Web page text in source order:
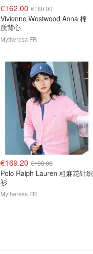
€162.00 €180.00
Vivienne Westwood Anna 棉
质背心
Mytheresa FR
€169.20 €188.00
Polo Ralph Lauren 粗麻花针织
衫
Mytheresa FR